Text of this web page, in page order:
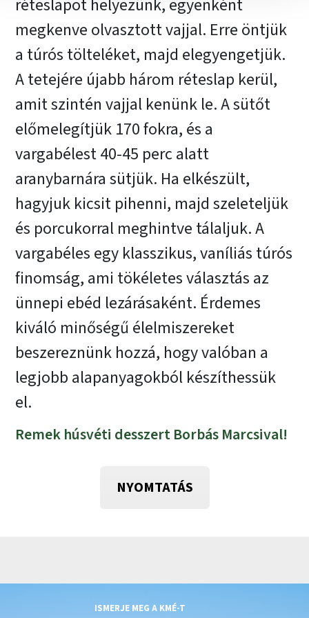
réteslapot helyezünk, egyenként
megkenve olvasztott vajjal. Erre öntjük
a túrós tölteléket, majd elegyengetjük.
A tetejére újabb három réteslap kerül,
amit szintén vajjal kenünk le. A sütőt
előmelegítjük 170 fokra, és a
vargabélest 40-45 perc alatt
aranybarnára sütjük. Ha elkészült,
hagyjuk kicsit pihenni, majd szeleteljük
és porcukorral meghintve tálaljuk. A
vargabéles egy klasszikus, vaníliás túrós
finomság, ami tökéletes választás az
ünnepi ebéd lezárásaként. Érdemes
kiváló minőségű élelmiszereket
beszereznünk hozzá, hogy valóban a
legjobb alapanyagokból készíthessük
el.
Remek húsvéti desszert Borbás Marcsival!
NYOMTATÁS
ISMERJE MEG A KMÉ-T